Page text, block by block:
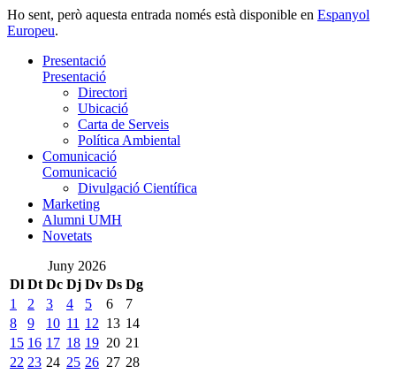
Ho sent, però aquesta entrada només està disponible en Espanyol
Europeu.
Presentació
Presentació
Directori
Ubicació
Carta de Serveis
Política Ambiental
Comunicació
Comunicació
Divulgació Científica
Marketing
Alumni UMH
Novetats
Juny 2026
Dl Dt Dc Dj Dv Ds Dg
1
2 3 4 5 6
7
8
9 10 11 12 13 14
15 16 17 18 19 20 21
22 23 24 25 26 27 28